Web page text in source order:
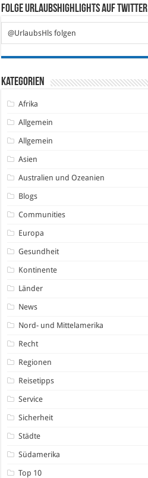
Folge Urlaubshighlights auf Twitter
@UrlaubsHls folgen
Kategorien
Afrika
Allgemein
Allgemein
Asien
Australien und Ozeanien
Blogs
Communities
Europa
Gesundheit
Kontinente
Länder
News
Nord- und Mittelamerika
Recht
Regionen
Reisetipps
Service
Sicherheit
Städte
Südamerika
Top 10